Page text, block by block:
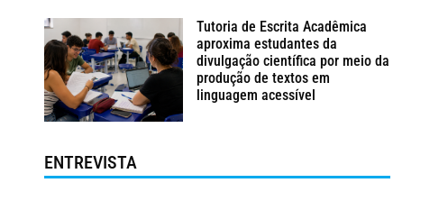
Tutoria de Escrita Acadêmica
aproxima estudantes da
divulgação científica por meio da
produção de textos em
linguagem acessível
ENTREVISTA